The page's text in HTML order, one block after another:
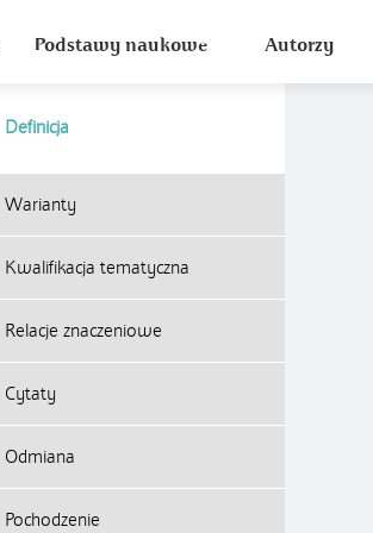
Podstawy naukowe Autorzy
Definicja
Warianty
Kwalifikacja tematyczna
Relacje znaczeniowe
Cytaty
Odmiana
Pochodzenie